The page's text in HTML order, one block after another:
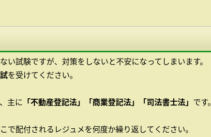
い試験ですが、対策をしないと不安になってしまいます。
を受けてください。
主に 「不動産登記法」「商業登記法」「司法書士法」 です。
で配付されるレジュメを何度か繰り返してください。